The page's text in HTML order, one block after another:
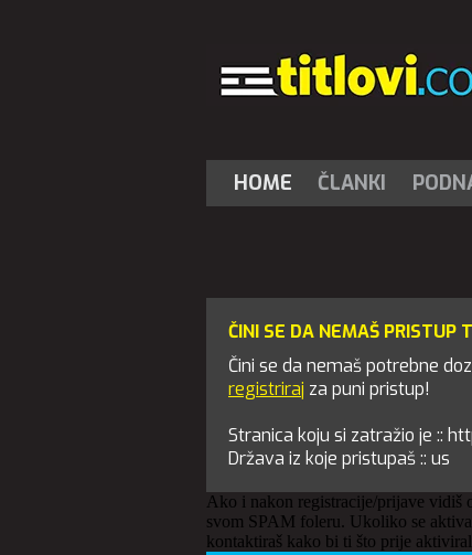
HOME ČLANKI
ČINI SE DA NEMAŠ PRISTUP
Čini se da nemaš potrebne
registriraj za puni pristup!
Stranica koju si zatražio je ::
Država iz koje pristupaš :: us
Ako i nakon registracije/prijave vidiš
svom SPAM foleru. Ukoliko se
kontaktiraš kako bi ti što prije